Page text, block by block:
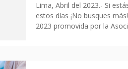
Lima, Abril del 2023.- Si
estos días ¡No busques
2023 promovida por la